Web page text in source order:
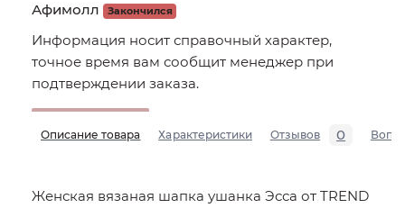
Афимолл Закончился
Информация носит справочный характер,
точное время вам сообщит менеджер при
подтверждении заказа.
Описание товара Характеристики Отзывов 0
Женская вязаная шапка ушанка Эсса от TREND